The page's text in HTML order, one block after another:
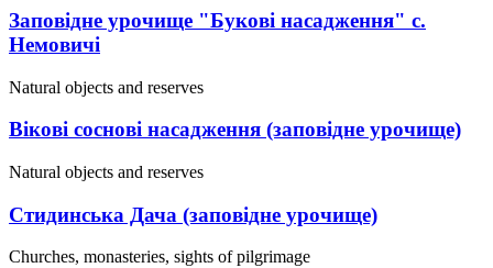
Заповідне урочище "Букові насадження" с.
Немовичі
Natural objects and reserves
Вікові соснові насадження (заповідне урочище)
Natural objects and reserves
Стидинська Дача (заповідне урочище)
Churches, monasteries, sights of pilgrimage